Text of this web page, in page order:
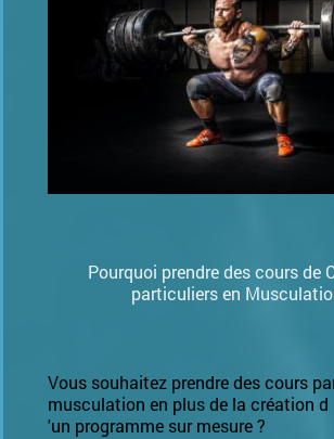
Pourquoi prendre des cours de
particuliers en
Vous souhaitez prendre des cours
musculation en plus de la création d
'un programme sur mesure ?